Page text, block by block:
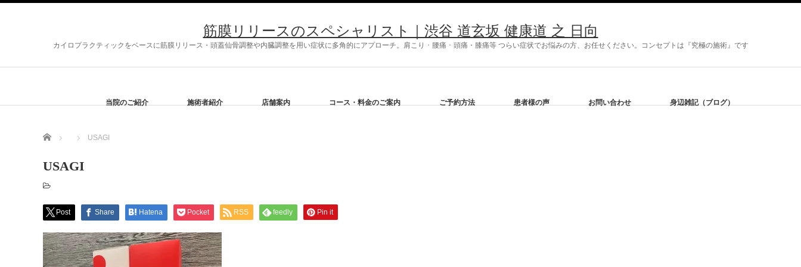
筋膜リリースのスペシャリスト｜渋谷 道玄坂 健康道 之 日向
カイロプラクティックをベースに筋膜リリース・頭蓋仙骨調整や内臓調整を用い症状に多角的にアプローチ。肩こり ･ 腰痛 ･ 頭痛・膝痛等 つらい症状でお悩みの方、お任せください。コンセプトは『究極の施術』です
当院のご紹介 施術者紹介 店舗案内 コース・料金のご案内 ご予約方法 患者様の声 お問い合わせ 身辺雑記（ブログ）
Home USAGI
USAGI
Post Share Hatena Pocket RSS feedly Pin it